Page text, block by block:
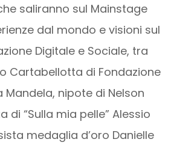
saliranno sul Mainstage
dal mondo e visioni sul
Digitale e Sociale, tra
Cartabellotta di Fondazione
Mandela, nipote di Nelson
di “Sulla mia pelle” Alessio
medaglia d’oro Danielle